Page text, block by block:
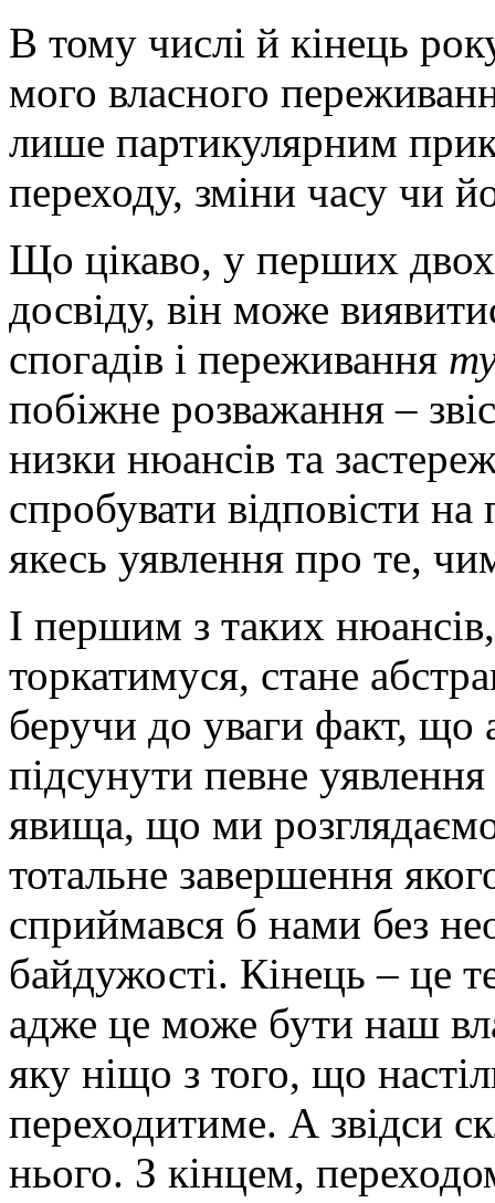
В тому числі й кінець
мого власного
лише партикулярним
переходу, зміни часу чи
Що цікаво, у перших
досвіду, він може
спогадів і переживання
побіжне розважання –
низки нюансів та
спробувати відповісти
якесь уявлення про те,
І першим з таких
торкатимуся, стане
беручи до уваги факт, що
підсунути певне
явища, що ми
тотальне завершення
сприймався б нами без
байдужості. Кінець – це
адже це може бути наш
яку ніщо з того, що
переходитиме. А звідси
нього. З кінцем,